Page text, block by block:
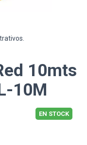
10mts
10M
EN STOCK